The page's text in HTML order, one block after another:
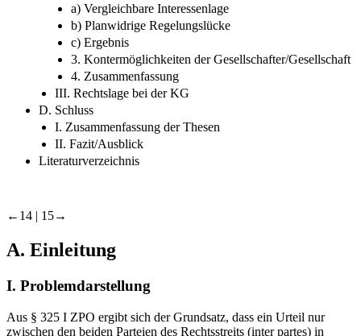
a) Vergleichbare Interessenlage
b) Planwidrige Regelungslücke
c) Ergebnis
3. Kontermöglichkeiten der Gesellschafter/​Gesellschaft
4. Zusammenfassung
III. Rechtslage bei der KG
D. Schluss
I. Zusammenfassung der Thesen
II. Fazit/​Ausblick
Literaturverzeichnis
←14 | 15→
A. Einleitung
I. Problemdarstellung
Aus § 325 I ZPO ergibt sich der Grundsatz, dass ein Urteil nur
zwischen den beiden Parteien des Rechtsstreits (inter partes) in